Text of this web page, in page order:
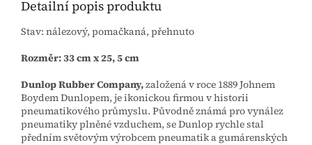
Detailní popis produktu
Stav: nálezový, pomačkaná, přehnuto
Rozměr: 33 cm x 25, 5 cm
Dunlop Rubber Company,založená v roce 1889 Johnem
Boydem Dunlopem, je ikonickou firmou v historii
pneumatikového průmyslu. Původně známá pro vynález
pneumatiky plněné vzduchem, se Dunlop rychle stal
předním světovým výrobcem pneumatik a gumárenských